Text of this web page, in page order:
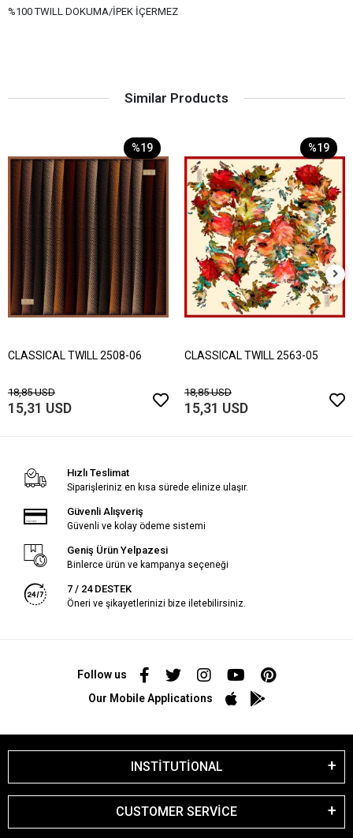
%100 TWILL DOKUMA/İPEK İÇERMEZ
Similar Products
%19
CLASSICAL TWILL 2508-06
18,85 USD
15,31 USD
%19
CLASSICAL TWILL 2563-05
18,85 USD
15,31 USD
Hızlı Teslimat
Siparişleriniz en kısa sürede elinize ulaşır.
Güvenli Alışveriş
Güvenli ve kolay ödeme sistemi
Geniş Ürün Yelpazesi
Binlerce ürün ve kampanya seçeneği
7 / 24 DESTEK
Öneri ve şikayetlerinizi bize iletebilirsiniz.
Follow us
Our Mobile Applications
INSTİTUTİONAL
CUSTOMER SERVİCE